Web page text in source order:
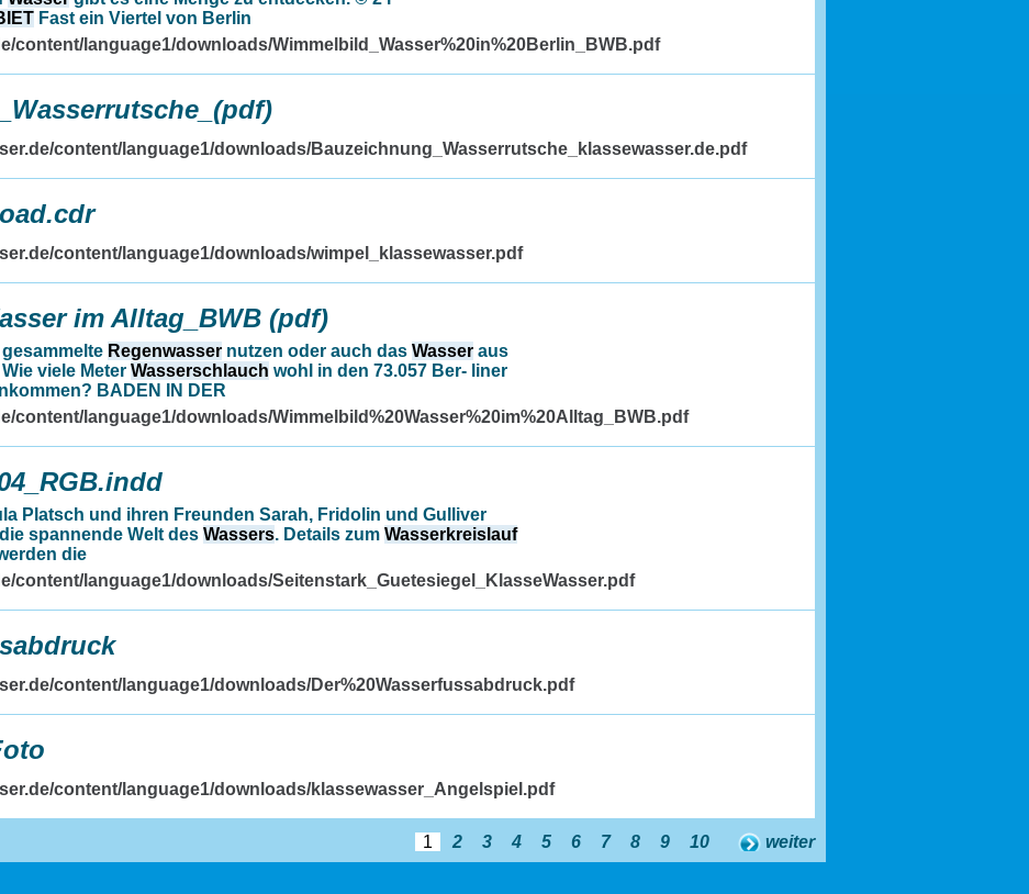
Fast ein Viertel von Berlin
content/language1/downloads/Wimmelbild_Wasser%20in%20Berlin_BWB.pdf
content/language1/downloads/Bauzeichnung_Wasserrutsche_klassewasser.de.pdf
content/language1/downloads/wimpel_klassewasser.pdf
im Alltag_BWB (pdf)
Regenwasser nutzen oder auch das Wasser aus
Wie viele Meter Wasserschlauch wohl in den 73.057 Ber- liner
BADEN IN DER
content/language1/downloads/Wimmelbild%20Wasser%20im%20Alltag_BWB.pdf
Platsch und ihren Freunden Sarah, Fridolin und Gulliver
spannende Welt des Wassers. Details zum Wasserkreislauf
die
content/language1/downloads/Seitenstark_Guetesiegel_KlasseWasser.pdf
content/language1/downloads/Der%20Wasserfussabdruck.pdf
content/language1/downloads/klassewasser_Angelspiel.pdf
1 2 3 4 5 6 7 8 9 10 weiter